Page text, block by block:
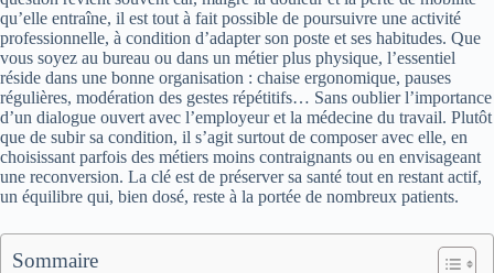
qu’elle entraîne, il est tout à fait possible de poursuivre une activité
professionnelle, à condition d’adapter son poste et ses habitudes. Que
vous soyez au bureau ou dans un métier plus physique, l’essentiel
réside dans une bonne organisation : chaise ergonomique, pauses
régulières, modération des gestes répétitifs… Sans oublier l’importance
d’un dialogue ouvert avec l’employeur et la médecine du travail. Plutôt
que de subir sa condition, il s’agit surtout de composer avec elle, en
choisissant parfois des métiers moins contraignants ou en envisageant
une reconversion. La clé est de préserver sa santé tout en restant actif,
un équilibre qui, bien dosé, reste à la portée de nombreux patients.
Sommaire